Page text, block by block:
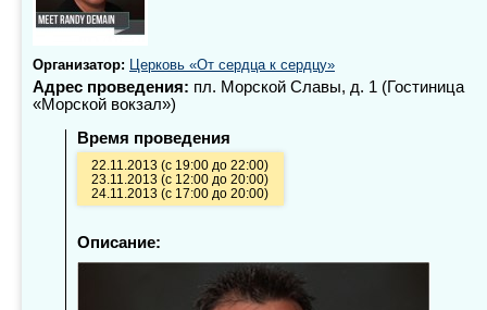
Организатор: Церковь «От сердца к сердцу»
Адрес проведения: пл. Морской Славы, д. 1 (Гостиница
«Морской вокзал»)
Время проведения
22.11.2013 (с 19:00 до 22:00)
23.11.2013 (с 12:00 до 20:00)
24.11.2013 (с 17:00 до 20:00)
Описание: